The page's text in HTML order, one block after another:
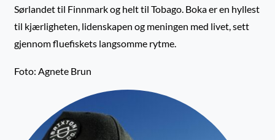
Sørlandet til Finnmark og helt til Tobago. Boka er en hyllest
til kjærligheten, lidenskapen og meningen med livet, sett
gjennom fluefiskets langsomme rytme.
Foto: Agnete Brun